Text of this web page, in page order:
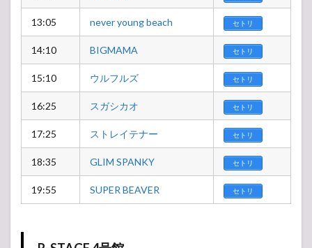
13:05 never young beach セトリ
14:10 BIGMAMA セトリ
15:10 ウルフルズ セトリ
16:25 スガシカオ セトリ
17:25 ストレイテナー セトリ
18:35 GLIM SPANKY セトリ
19:55 SUPER BEAVER セトリ